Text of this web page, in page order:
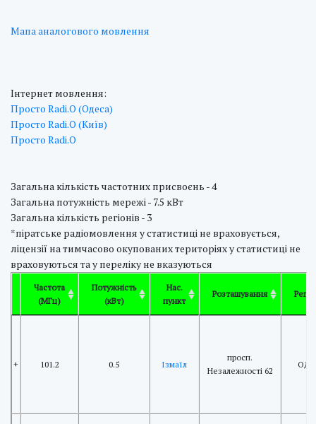
Мапа аналогового мовлення
Інтернет мовлення:
Просто Radi.O (Одеса)
Просто Radi.O (Київ)
Просто Radi.O
Загальна кількість частотних присвоєнь - 4
Загальна потужність мережі - 7.5 кВт
Загальна кількість регіонів - 3
*піратське радіомовлення у статистиці не враховується,
ліцензії на тимчасово окупованих територіях у статистиці не
враховуються та у переліку не вказуються
Частота
(МГц)
Потужність
(кВт)
Нас.
пункт
Розташування
+ 101.2 0.5 Ізмаїл
просп.
Незалежності 62
ОДС